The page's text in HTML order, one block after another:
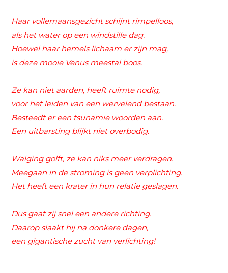
Haar vollemaansgezicht schijnt rimpelloos,
als het water op een windstille dag.
Hoewel haar hemels lichaam er zijn mag,
is deze mooie Venus meestal boos.
Ze kan niet aarden, heeft ruimte nodig,
voor het leiden van een wervelend bestaan.
Besteedt er een tsunamie woorden aan.
Een uitbarsting blijkt niet overbodig.
Walging golft, ze kan niks meer verdragen.
Meegaan in de stroming is geen verplichting.
Het heeft een krater in hun relatie geslagen.
Dus gaat zij snel een andere richting.
Daarop slaakt hij na donkere dagen,
een gigantische zucht van verlichting!